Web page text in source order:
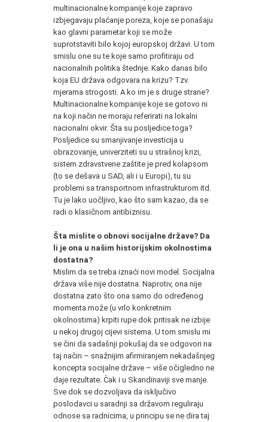
multinacionalne kompanije koje zapravo
izbjegavaju plaćanje poreza, koje se ponašaju
kao glavni parametar koji se može
suprotstaviti bilo kojoj europskoj državi. U tom
smislu one su te koje samo profitiraju od
nacionalnih politika štednje. Kako danas bilo
koja EU država odgovara na krizu? Tzv.
mjerama strogosti. A ko im je s druge strane?
Multinacionalne kompanije koje se gotovo ni
na koji način ne moraju referirati na lokalni
nacionalni okvir. Šta su posljedice toga?
Posljedice su smanjivanje investicija u
obrazovanje, univerziteti su u strašnoj krizi,
sistem zdravstvene zaštite je pred kolapsom
(to se dešava u SAD, ali i u Europi), tu su
problemi sa transportnom infrastrukturom itd.
Tu je lako uočljivo, kao što sam kazao, da se
radi o klasičnom antibiznisu.
Šta mislite o obnovi socijalne države? Da
li je ona u našim historijskim okolnostima
dostatna?
Mislim da se treba iznaći novi model. Socijalna
država više nije dostatna. Naprotiv, ona nije
dostatna zato što ona samo do određenog
momenta može (u vrlo konkretnim
okolnostima) krpiti rupe dok pritisak ne izbije
u nekoj drugoj cijevi sistema. U tom smislu mi
se čini da sadašnji pokušaj da se odgovori na
taj način – snažnijim afirmiranjem nekadašnjeg
koncepta socijalne države – više očigledno ne
daje rezultate. Čak i u Skandinaviji sve manje.
Sve dok se dozvoljava da isključivo
poslodavci u saradnji sa državom reguliraju
odnose sa radnicima, u principu se ne dira taj